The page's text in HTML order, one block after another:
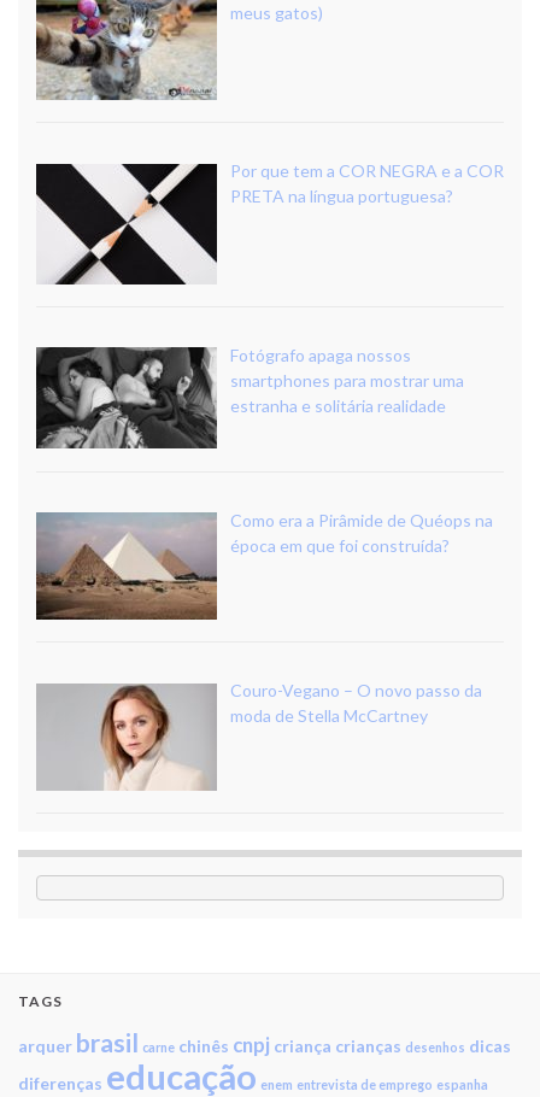
meus gatos)
Por que tem a COR NEGRA e a COR
PRETA na língua portuguesa?
Fotógrafo apaga nossos
smartphones para mostrar uma
estranha e solitária realidade
Como era a Pirâmide de Quéops na
época em que foi construída?
Couro-Vegano – O novo passo da
moda de Stella McCartney
TAGS
arquer brasil carne chinês cnpj criança crianças desenhos dicas
diferenças educação enem entrevista de emprego espanha